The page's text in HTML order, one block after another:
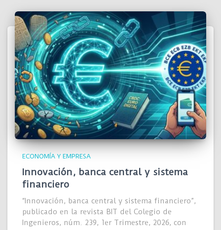
ECONOMÍA Y EMPRESA
Innovación, banca central y sistema
financiero
“Innovación, banca central y sistema financiero”,
publicado en la revista BIT del Colegio de
Ingenieros, núm. 239, 1er Trimestre, 2026, con